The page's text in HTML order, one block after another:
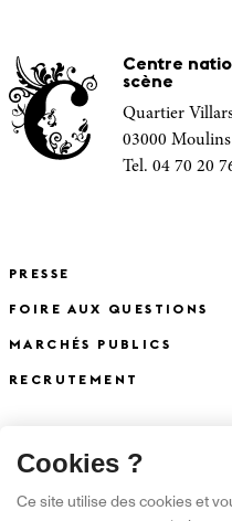
Centre
scène
Quartier
03000 Moulins
Tel. 04 70 20
PRESSE
FOIRE AUX QUESTIONS
MARCHÉS PUBLICS
RECRUTEMENT
S'INSCRIRE À
Cookies ?
Ce site utilise des cookies et